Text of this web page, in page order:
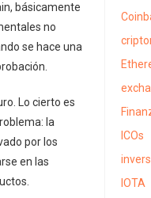
básicamente
no
se hace una
Lo cierto es
la
por los
en las
ICOs
IOTA